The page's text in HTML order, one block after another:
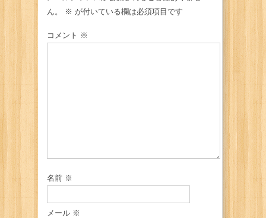
ん。
※ が付いている欄は必須項目です
コメント ※
名前 ※
メール ※